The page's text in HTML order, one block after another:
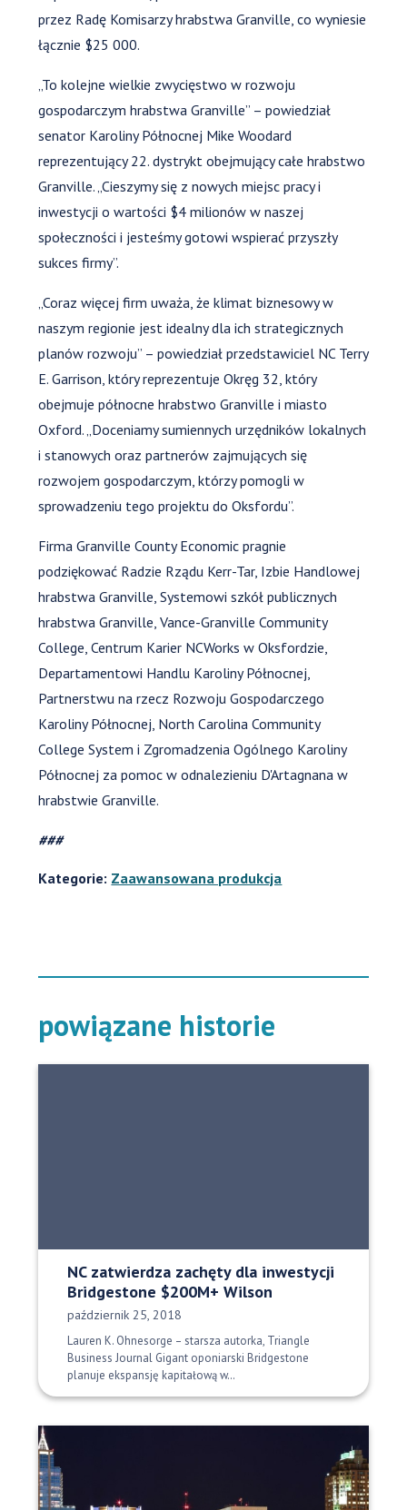
przez Radę Komisarzy hrabstwa Granville, co wyniesie
łącznie $25 000.
„To kolejne wielkie zwycięstwo w rozwoju
gospodarczym hrabstwa Granville” – powiedział
senator Karoliny Północnej Mike Woodard
reprezentujący 22. dystrykt obejmujący całe hrabstwo
Granville. „Cieszymy się z nowych miejsc pracy i
inwestycji o wartości $4 milionów w naszej
społeczności i jesteśmy gotowi wspierać przyszły
sukces firmy”.
„Coraz więcej firm uważa, że klimat biznesowy w
naszym regionie jest idealny dla ich strategicznych
planów rozwoju” – powiedział przedstawiciel NC Terry
E. Garrison, który reprezentuje Okręg 32, który
obejmuje północne hrabstwo Granville i miasto
Oxford. „Doceniamy sumiennych urzędników lokalnych
i stanowych oraz partnerów zajmujących się
rozwojem gospodarczym, którzy pomogli w
sprowadzeniu tego projektu do Oksfordu”.
Firma Granville County Economic pragnie
podziękować Radzie Rządu Kerr-Tar, Izbie Handlowej
hrabstwa Granville, Systemowi szkół publicznych
hrabstwa Granville, Vance-Granville Community
College, Centrum Karier NCWorks w Oksfordzie,
Departamentowi Handlu Karoliny Północnej,
Partnerstwu na rzecz Rozwoju Gospodarczego
Karoliny Północnej, North Carolina Community
College System i Zgromadzenia Ogólnego Karoliny
Północnej za pomoc w odnalezieniu D'Artagnana w
hrabstwie Granville.
###
Kategorie: Zaawansowana produkcja
powiązane historie
NC zatwierdza zachęty dla inwestycji
Bridgestone $200M+ Wilson
Data opublikowania:
październik 25, 2018
Lauren K. Ohnesorge – starsza autorka, Triangle
Business Journal Gigant oponiarski Bridgestone
planuje ekspansję kapitałową w…